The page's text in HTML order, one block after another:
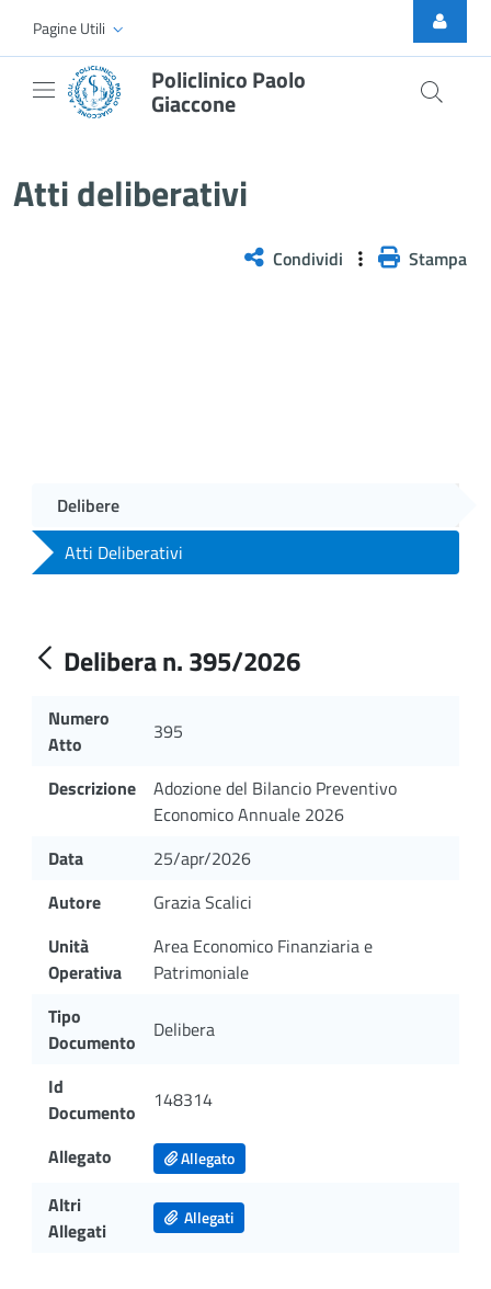
Skip to Main Content
Pagine Utili
Policlinico Paolo
Giaccone
Atti deliberativi
Condividi Stampa
Delibere
Atti Deliberativi
Delibera n. 395/2026
Numero
Atto
395
Descrizione
Adozione del Bilancio Preventivo
Economico Annuale 2026
Data
25/apr/2026
Autore
Grazia Scalici
Unità
Operativa
Area Economico Finanziaria e
Patrimoniale
Tipo
Documento
Delibera
Id
Documento
148314
Allegato Allegato
Altri
Allegati
Allegati